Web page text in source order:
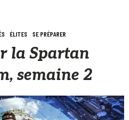
ÉLITES SE PRÉPARER
la Spartan
semaine 2